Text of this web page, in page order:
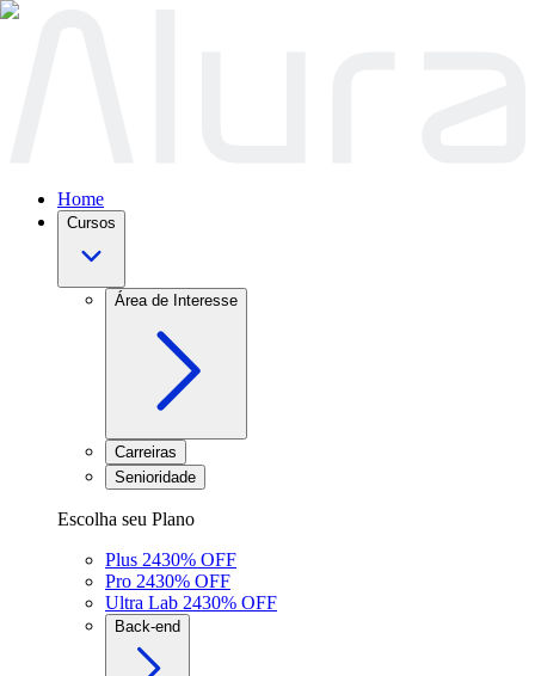
Home
Cursos
Área de Interesse
Carreiras
Senioridade
Escolha seu Plano
Plus 2430% OFF
Pro 2430% OFF
Ultra Lab 2430% OFF
Back-end